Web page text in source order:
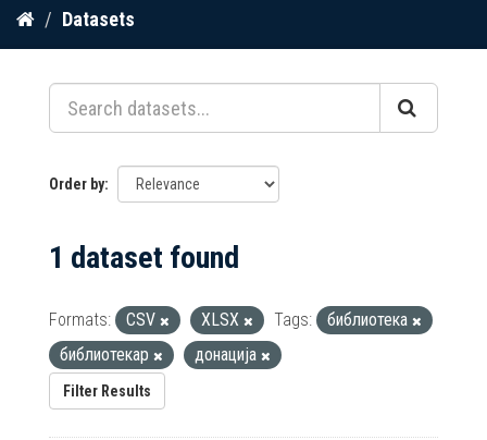
Skip
content
Datasets
Order by
1 dataset found
Formats: CSV XLSX Tags:
библиотека
библиотекар
донација
Filter Results